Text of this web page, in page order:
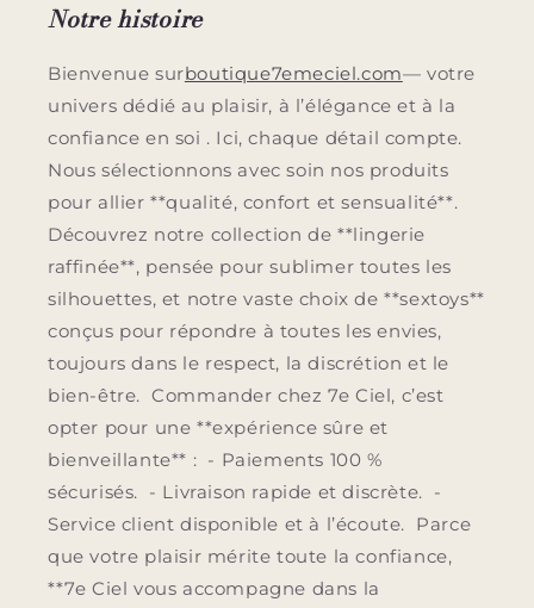
Notre histoire
Bienvenue surboutique7emeciel.com— votre
univers dédié au plaisir, à l’élégance et à la
confiance en soi . Ici, chaque détail compte.
Nous sélectionnons avec soin nos produits
pour allier **qualité, confort et sensualité**.
Découvrez notre collection de **lingerie
raffinée**, pensée pour sublimer toutes les
silhouettes, et notre vaste choix de **sextoys**
conçus pour répondre à toutes les envies,
toujours dans le respect, la discrétion et le
bien-être. Commander chez 7e Ciel, c’est
opter pour une **expérience sûre et
bienveillante** : - Paiements 100 %
sécurisés. - Livraison rapide et discrète. -
Service client disponible et à l’écoute. Parce
que votre plaisir mérite toute la confiance,
**7e Ciel vous accompagne dans la